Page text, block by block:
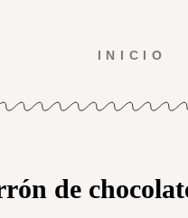
INICIO
de